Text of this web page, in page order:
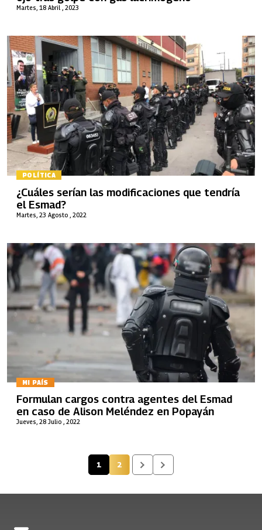
Martes, 18 Abril , 2023
POLÍTICA
Martes, 23 Agosto , 2022
¿Cuáles serían las modificaciones que tendría
el Esmad?
MI PAÍS
Jueves, 28 Julio , 2022
Formulan cargos contra agentes del Esmad
en caso de Alison Meléndez en Popayán
Página actual
1 Página
2